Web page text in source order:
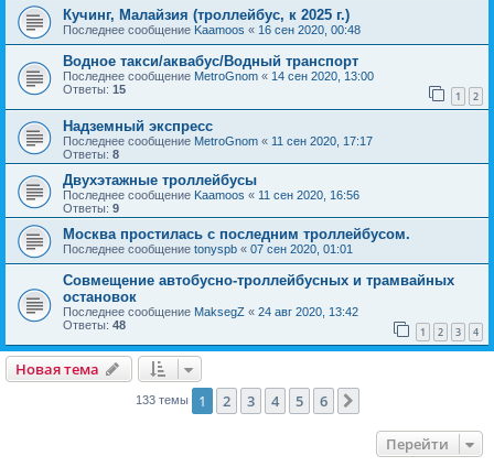
Кучинг, Малайзия (троллейбус, к 2025 г.)
Последнее сообщение Kaamoos « 16 сен 2020, 00:48
Водное такси/аквабус/Водный транспорт
Последнее сообщение MetroGnom « 14 сен 2020, 13:00
Ответы: 15 1 2
Надземный экспресс
Последнее сообщение MetroGnom « 11 сен 2020, 17:17
Ответы: 8
Двухэтажные троллейбусы
Последнее сообщение Kaamoos « 11 сен 2020, 16:56
Ответы: 9
Москва простилась с последним троллейбусом.
Последнее сообщение tonyspb « 07 сен 2020, 01:01
Совмещение автобусно-троллейбусных и трамвайных
остановок
Последнее сообщение MaksegZ « 24 авг 2020, 13:42
Ответы: 48 1 2 3 4
Новая тема
133 темы 1 2 3 4 5 6
Перейти